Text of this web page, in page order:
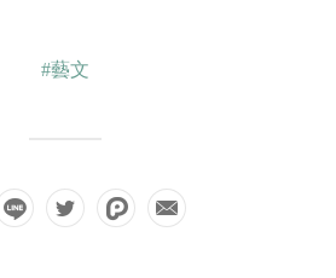
#藝文